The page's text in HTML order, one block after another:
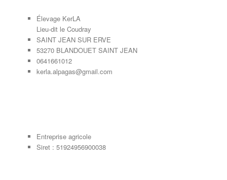
Élevage KerLA
Lieu-dit le Coudray
SAINT JEAN SUR ERVE
53270 BLANDOUET SAINT JEAN
0641661012
kerla.alpagas@gmail.com
Entreprise agricole
Siret : 51924956900038